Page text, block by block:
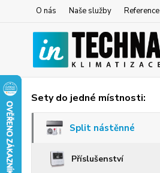
O nás Naše služby Reference
Sety do jedné místnosti:
Split nástěnné
Příslušenství